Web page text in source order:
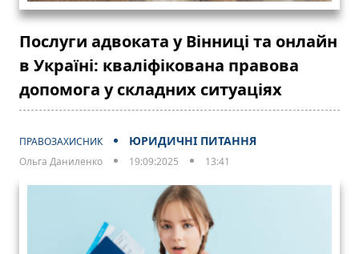
Послуги адвоката у Вінниці та онлайн
в Україні: кваліфікована правова
допомога у складних ситуаціях
ПРАВОЗАХИСНИК ЮРИДИЧНІ ПИТАННЯ
Ольга Даниленко 19:09:2025 13:41